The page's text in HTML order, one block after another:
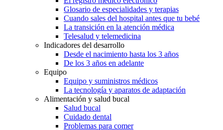
Glosario de especialidades y terapias
Cuando sales del hospital antes que tu bebé
La transición en la atención médica
Telesalud y telemedicina
Indicadores del desarrollo
Desde el nacimiento hasta los 3 años
De los 3 años en adelante
Equipo
Equipo y suministros médicos
La tecnología y aparatos de adaptación
Alimentación y salud bucal
Salud bucal
Cuidado dental
Problemas para comer